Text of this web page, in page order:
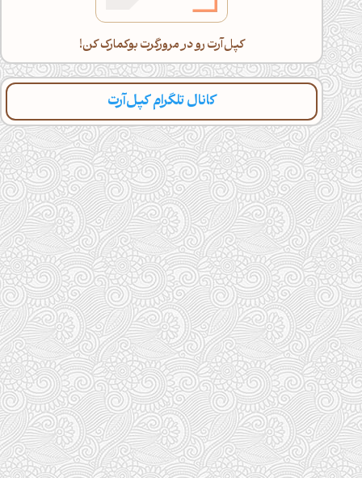
دراز بکش و کپل‌آرت رو اسکرول کن(:
کانال تلگرام کپل‌آرت